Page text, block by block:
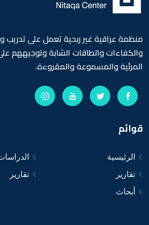
منظمة عراقية غير ربحية تعمل على تدريب
والكفاءات والطاقات الشابة وتوجيههم
المرئية والمسموعة والمقروءة.
قوائم
الرئيسية
الدراسات
تقارير
تقارير
أبحاث